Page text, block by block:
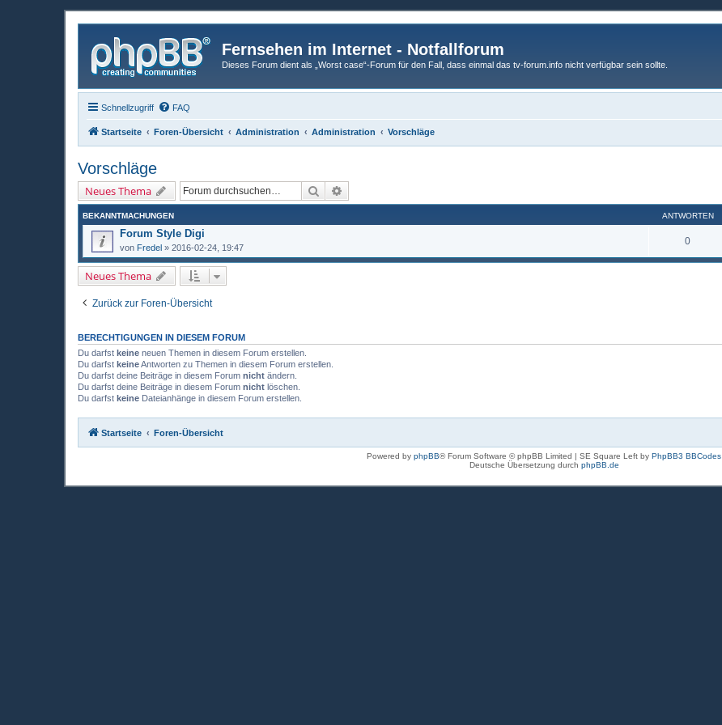
Fernsehen im Internet - Notfallforum
Dieses Forum dient als „Worst case“-Forum für den Fall, dass einmal das tv-forum.info nicht verfügbar sein sollte.
Schnellzugriff FAQ
Startseite Foren-Übersicht Administration Administration Vorschläge
Vorschläge
Neues Thema Suche
BEKANNTMACHUNGEN ANTWORTEN
Forum Style Digi
von Fredel » 2016-02-24, 19:47
0
Neues Thema
Zurück zur Foren-Übersicht
BERECHTIGUNGEN IN DIESEM FORUM
Du darfst keine neuen Themen in diesem Forum erstellen.
Du darfst keineAntworten zu Themen in diesem Forum erstellen.
Du darfst deine Beiträge in diesem Forum nicht ändern.
Du darfst deine Beiträge in diesem Forum nicht löschen.
Du darfst keine Dateianhänge in diesem Forum erstellen.
Startseite Foren-Übersicht
Powered by phpBB® Forum Software © phpBB Limited | SE Square Left by PhpBB3 BBCodes
Deutsche Übersetzung durch phpBB.de